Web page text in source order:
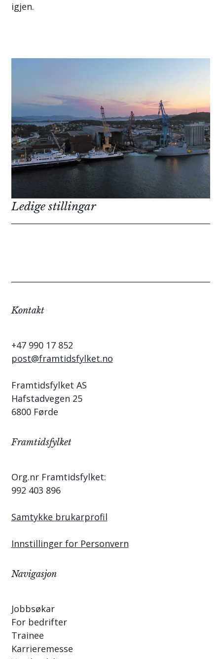
igjen.
Ledige stillingar
Kontakt
+47 990 17 852
post@framtidsfylket.no
Framtidsfylket AS
Hafstadvegen 25
6800 Førde
Framtidsfylket
Org.nr Framtidsfylket:
992 403 896
Samtykke brukarprofil
Innstillinger for Personvern
Navigasjon
Jobbsøkar
For bedrifter
Trainee
Karrieremesse